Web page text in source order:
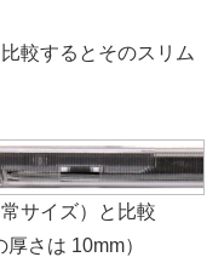
較するとそのスリム
サイズ）と比較
さは 10mm）